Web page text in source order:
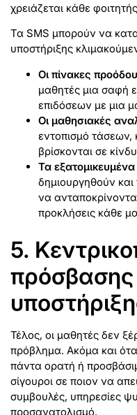
χρειάζεται κάθε
Τα SMS μπορούν να
υποστήριξης
Οι πίνακες προόδου
μαθητές μια σαφή
επιδόσεων με μια
Οι μαθησιακές
εντοπισμό
βρίσκονται σε
Τα
δημιουργηθούν
να
προκλήσεις κάθε
5.
πρόσβασης
Τέλος, οι μαθητές δεν
πρόβλημα. Ακόμα και
πάντα ορατή ή
σίγουροι σε ποιον να
συμβουλές, υπηρεσίες
προσανατολισμό.